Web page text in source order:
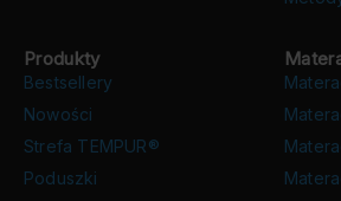
Produkty
Bestsellery
Nowości
Strefa TEMPUR®
Poduszki